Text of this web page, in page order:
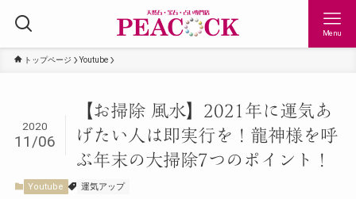
Menu
トップページ Youtube
【お掃除 風水】2021年に運気あ
げたい人は即実行を！龍神様を呼
ぶ年末の大掃除7つのポイント！
2020
11/06
Youtube 運気アップ